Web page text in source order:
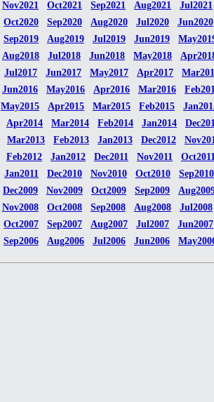
Nov2021 Oct2021 Sep2021 Aug2021
Jul2021
Oct2020 Sep2020 Aug2020 Jul2020
Jun2020
Sep2019 Aug2019 Jul2019 Jun2019
Aug2018 Jul2018 Jun2018 May2018
Jul2017 Jun2017 May2017 Apr2017
Jun2016 May2016 Apr2016 Mar2016
May2015 Apr2015 Mar2015 Feb2015
Apr2014 Mar2014 Feb2014 Jan2014
Mar2013 Feb2013 Jan2013 Dec2012
Feb2012 Jan2012 Dec2011 Nov2011
Jan2011 Dec2010 Nov2010 Oct2010
Sep2010
Dec2009 Nov2009 Oct2009 Sep2009
Nov2008 Oct2008 Sep2008 Aug2008
Jul2008
Oct2007 Sep2007 Aug2007 Jul2007
Jun2007
Sep2006 Aug2006 Jul2006 Jun2006